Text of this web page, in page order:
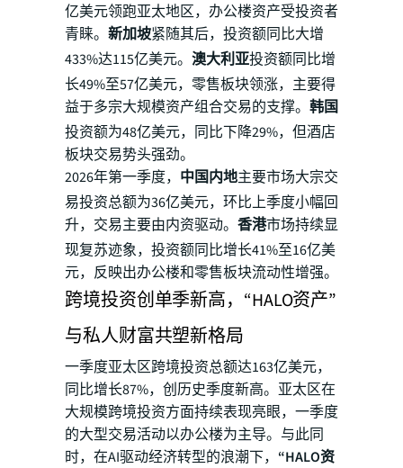
亿美元领跑亚太地区，办公楼资产受投资者
青睐。 新加坡紧随其后，投资额同比大增
433%达115亿美元。 澳大利亚投资额同比增
长49%至57亿美元，零售板块领涨，主要得
益于多宗大规模资产组合交易的支撑。 韩国
投资额为48亿美元，同比下降29%，但酒店
板块交易势头强劲。
2026年第一季度， 中国内地主要市场大宗交
易投资总额为36亿美元，环比上季度小幅回
升，交易主要由内资驱动。 香港市场持续显
现复苏迹象，投资额同比增长41%至16亿美
元，反映出办公楼和零售板块流动性增强。
跨境投资创单季新高，“HALO资产”
与私人财富共塑新格局
一季度亚太区跨境投资总额达163亿美元，
同比增长87%，创历史季度新高。亚太区在
大规模跨境投资方面持续表现亮眼，一季度
的大型交易活动以办公楼为主导。与此同
时，在AI驱动经济转型的浪潮下， “HALO资